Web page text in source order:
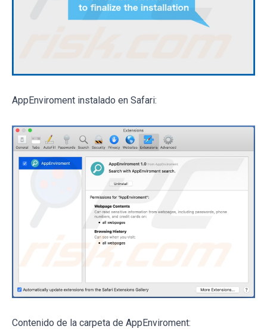
AppEnviroment instalado en Safari:
Contenido de la carpeta de AppEnviroment: